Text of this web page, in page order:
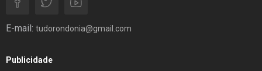
E-mail: tudorondonia@gmail.com
Publicidade